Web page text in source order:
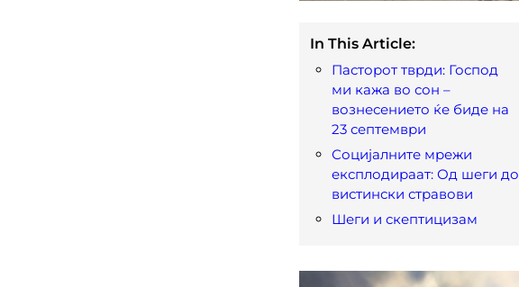
In This Article:
Пасторот тврди: Господ
ми кажа во сон –
вознесението ќе биде на
23 септември
Социјалните мрежи
експлодираат: Од шеги до
вистински стравови
Шеги и скептицизам